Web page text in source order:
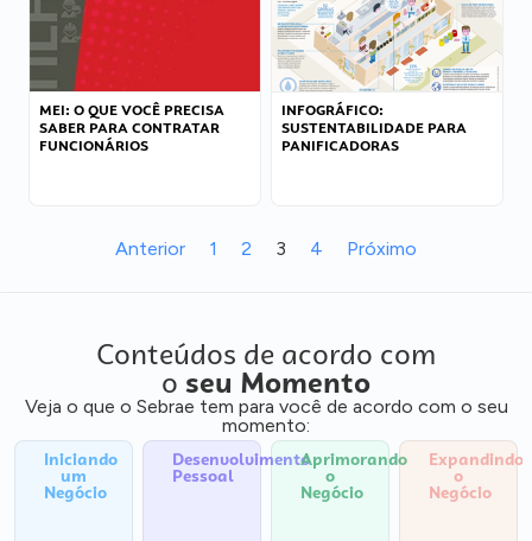
MEI: O QUE VOCÊ PRECISA
SABER PARA CONTRATAR
FUNCIONÁRIOS
INFOGRÁFICO:
SUSTENTABILIDADE PARA
PANIFICADORAS
Anterior 1 2 3 4 Próximo
Conteúdos de acordo com
o seu Momento
Veja o que o Sebrae tem para você de acordo com o seu
momento:
Iniciando
um
Negócio
Desenvolvimento
Pessoal
Aprimorando
o
Negócio
Expandindo
o
Negócio